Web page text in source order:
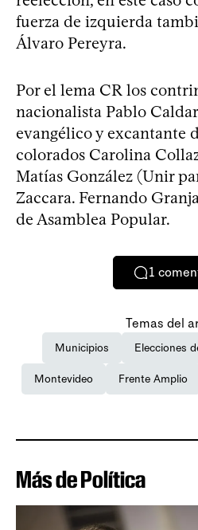
fuerza de izquierda
Álvaro Pereyra.
Por el lema CR los
nacionalista Pablo
evangélico y excantante
colorados Carolina
Matías González (Unir
Zaccara. Fernando
de Asamblea Popular.
1
Temas del
Municipios Elecciones
Montevideo Frente Amplio
Más de Política